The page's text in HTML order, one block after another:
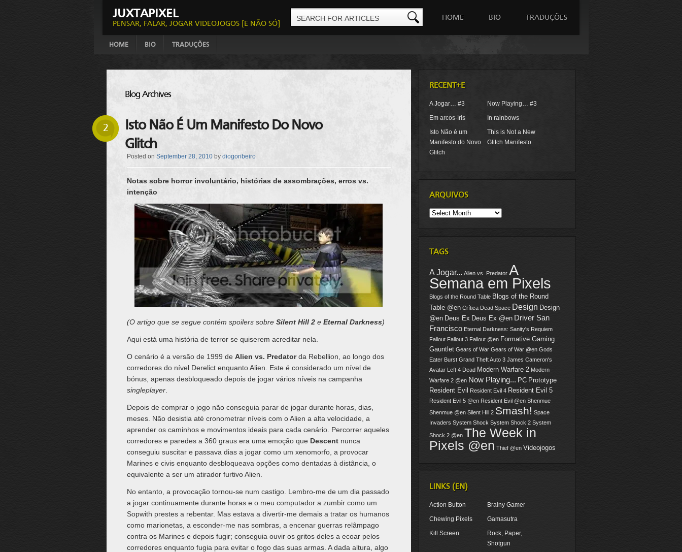
JUXTAPIXEL
PENSAR, FALAR, JOGAR VIDEOJOGOS [E NÃO SÓ]
HOME BIO TRADUÇÕES
HOME BIO TRADUÇÕES
Blog Archives
2
Isto Não É Um Manifesto Do Novo
Glitch
Posted on September 28, 2010 by diogoribeiro
Notas sobre horror involuntário, histórias de assombrações, erros vs.
intenção
(O artigo que se segue contém spoilers sobre Silent Hill 2e Eternal Darkness)
Aqui está uma história de terror se quiserem acreditar nela.
O cenário é a versão de 1999 de Alien vs. Predatorda Rebellion, ao longo dos
corredores do nível Derelict enquanto Alien. Este é considerado um nível de
bónus, apenas desbloqueado depois de jogar vários níveis na campanha
singleplayer.
Depois de comprar o jogo não conseguia parar de jogar durante horas, dias,
meses. Não desistia até cronometrar níveis com o Alien a alta velocidade, a
aprender os caminhos e movimentos ideais para cada cenário. Percorrer aqueles
corredores e paredes a 360 graus era uma emoção que Descentnunca
conseguiu suscitar e passava dias a jogar como um xenomorfo, a provocar
Marines e civis enquanto desbloqueava opções como dentadas à distância, o
equivalente a ser um atirador furtivo Alien.
No entanto, a provocação tornou-se num castigo. Lembro-me de um dia passado
a jogar continuamente durante horas e o meu computador a zumbir como um
Sopwith prestes a rebentar. Mas estava a divertir-me demais a tratar os humanos
como marionetas, a esconder-me nas sombras, a encenar guerras relâmpago
contra os Marines e depois fugir; conseguia ouvir os gritos deles a ecoar pelos
corredores enquanto fugia para evitar o fogo das suas armas. A dada altura, algo
RECENT+E
A Jogar… #3
Now Playing… #3
Em arcos-íris
In rainbows
Isto Não é um
Manifesto do Novo
Glitch
This is Not a New
Glitch Manifesto
ARQUIVOS
TAGS
A Jogar... Alien vs. Predator A
Semana em Pixels
Blogs of the Round Table Blogs of the Round
Table @en Crítica Dead Space Design Design
@en Deus Ex Deus Ex @en Driver San
Francisco Eternal Darkness: Sanity's Requiem
Fallout Fallout 3 Fallout @en Formative Gaming
Gauntlet Gears of War Gears of War @en Gods
Eater Burst Grand Theft Auto 3 James Cameron's
Avatar Left 4 Dead Modern Warfare 2 Modern
Warfare 2 @en Now Playing... PC Prototype
Resident Evil
Resident Evil 4 Resident Evil 5
Resident Evil 5 @en Resident Evil @en Shenmue
Shenmue @en Silent Hill 2 Smash! Space
Invaders System Shock System Shock 2 System
Shock 2 @en The Week in
Pixels @en Thief @en Videojogos
LINKS (EN)
Action Button
Brainy Gamer
Chewing Pixels
Gamasutra
Kill Screen
Rock, Paper,
Shotgun